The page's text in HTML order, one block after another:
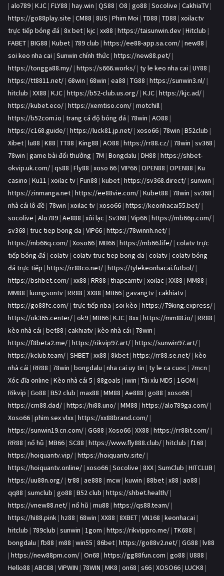
| alo789 | KJC | FLY88 | hay.win | QS88 | O8 | go88 | Socolive | CakhiaTV |
https://go88play.site | CM88 | 8US | Phim Moi | TD88 | TD88 | xoilactv
trực tiếp bóng đá | 8x bet | kjc | xx88 | https://taisunwin.dev | Hitclub |
FABET | BIG88 | Kubet | 789 club | https://ee88-app.sa.com/ | new88 |
soi keo nha cai | Sunwin chính thức | https://new88.pet/ |
https://tongga88.my/ | https://s666.works/ | ty le keo nha cai | UY88 |
https://tt8811.net/ | 68win | 68win | ea88 | TG88 | https://sunwin3.nl/ |
hitclub | XX88 | KJC | https://b52-club.us.org/ | KJC | https://kjc.ad/ |
https://kubet.eco/ | https://xemtiso.com/ | motchill |
https://b52com.io | trang cá độ bóng đá | 78win | AO88 |
https://c168.guide/ | https://luck81.jp.net/ | xoso66 | 78win | B52club |
Xibet | lu88 | K88 | TT88 | King88 | AO88 | https://rr88.cz/ | 78win | sv368 |
78win | game bài đổi thưởng | 7M | Bongdalu | DH88 | https://shbet-
okvip.uk.com/ | qs88 | Fly88 | xoso 66 | VIP66 | OPEN88 | OPEN88 | Ku
casino | Ku11 | xoilac tv | Fun88 | kubet | https://sv368.direct/ | sunwin |
https://zinmanga.net | https://ee88vie.com/ | Kubet88 | 78win | sv368 |
nhà cái lô đề | 78win | xoilac tv | xoso66 | https://keonhacai55.bet/ |
socolive | Alo789 | Ae888 | xôi lạc | Sv368 | Vip66 | https://mb66p.com/ |
sv368 | truc tiep bong da | VIP66 | https://78winnh.net/ |
https://mb66q.com/ | Xoso66 | MB66 | https://mb66.life/ | colatv trực
tiếp bóng đá | colatv | colatv truc tiep bong da | colatv | colatv bóng
đá trực tiếp | https://rr88co.net/ | https://tylekeonhacai.futbol/ |
https://bshbet.com/ | xx88 | RR88 | thapcamtv | xoilac | XX88 | MM88 |
MM88 | luongsontv | RR88 | XX88 | MB66 | gavangtv | cakhiatv |
https://go88fc.com/ | trực tiếp nba | soi kèo | https://79king.express/ |
https://ok365.center/ | ok9 | MB66 | KJC | 8xx | https://mm88.io/ | RR88 |
kèo nhà cái | bet88 | cakhiatv | kèo nhà cái | 78win |
https://f8beta2.me/ | https://rikvip97.art/ | https://sunwin97.art/ |
https://kclub.team/ | SHBET | xx88 | 8kbet | https://rr88.se.net/ | kèo
nhà cái | RR88 | 78win | bongdalu | nha cai uy tin | ty le ca cuoc | 7mcn |
Xóc đĩa online | Kèo nhà cái 5 | 88goals | iwin | Tài xỉu MD5 | 1GOM |
Rikvip | Go88 | B52 club | max88 | MM88 | Ae888 | go88 | xoso66 |
https://cm88.dad/ | https://hi88.uno/ | MM88 | https://alo789ga.com/ |
Xoso66 | phim sex vlxx | https://xx88brand.com/ |
https://sunwin19.cn.com/ | GG88 | Xoso66 | XX88 | https://rr88it.com/ |
RR88 | nổ hũ | MB66 | SC88 | https://www.fly888.club/ | hitclub | f168 |
https://hoiquantv.vip/ | https://hoiquantv.site/ |
https://hoiquantv.online/ | xoso66 | Socolive | 8XX | SumClub | HITCLUB |
https://uu88n.org/ | tr88 | ae888 | mcw | kuwin | 88bet | x88 | ao88 |
qq88 | sumclub | go88 | B52 club | https://shbet.health/ |
https://vnew88.net/ | nổ hũ | mu88 | https://qs88.team/ |
https://hi88.pink | hz88 | 68win | XX88 | 8XBET | VN168 | keonhacai |
hitclub | 789club | sunwin | 1gom | https://rikvippro.me/ | TK688 |
bongdalu | fb88 | m88 | win55 | 86bet | https://go88v2.net/ | GG88 | lv88
| https://new88pm.com/ | On68 | https://gg88fun.com | go88 | U888 |
Hello88 | ABC88 | VIPWIN | 78WIN | MK8 | on68 | s66 | XOSO66 | LUCK8 |